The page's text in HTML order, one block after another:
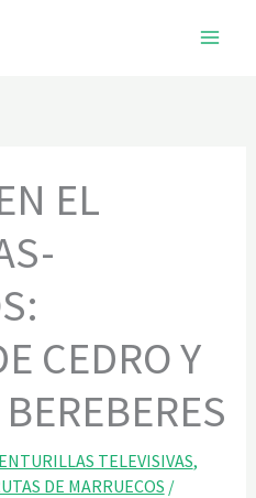
EL
CEDRO Y
TELEVISIVAS,
DE MARRUECOS /